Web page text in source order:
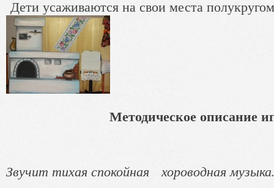
Дети усаживаются на свои места
Методическое описание
Звучит тихая спокойная хороводная